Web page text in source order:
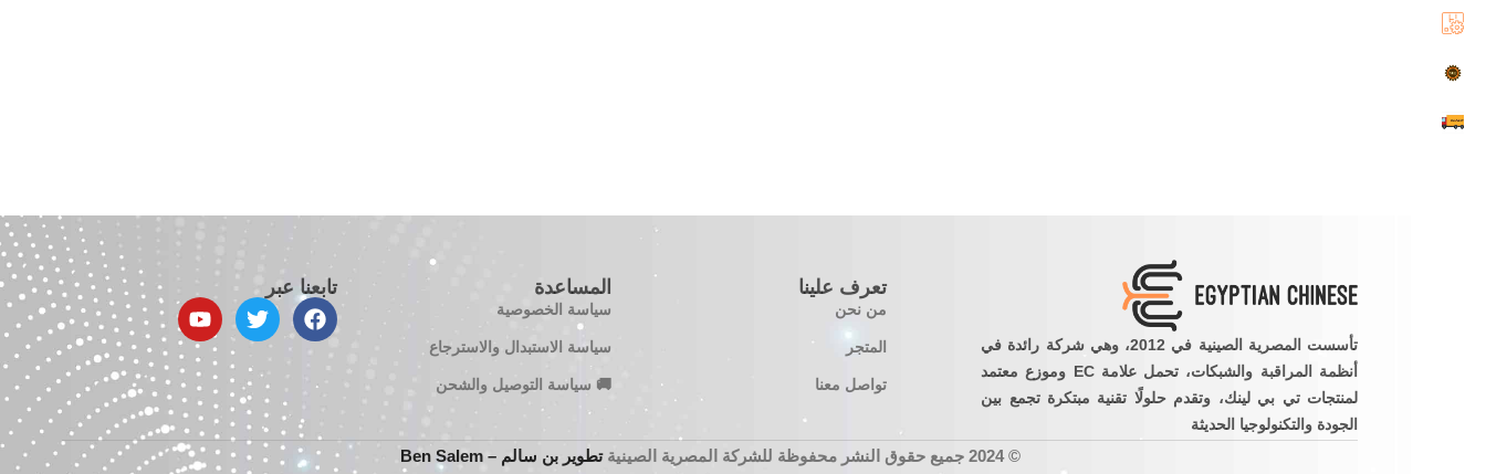
تأسست المصرية الصينية في 2012، وهي شركة رائدة في
أنظمة المراقبة والشبكات، تحمل علامة EC وموزع معتمد
لمنتجات تي بي لينك، وتقدم حلولًا تقنية مبتكرة تجمع بين
الجودة والتكنولوجيا الحديثة
تعرف علينا
من نحن
المتجر
تواصل معنا
المساعدة
سياسة الخصوصية
سياسة الاستبدال والاسترجاع
🚚 سياسة التوصيل والشحن
تابعنا عبر
© 2024 جميع حقوق النشر محفوظة للشركة المصرية الصينية تطوير بن سالم – Ben Salem